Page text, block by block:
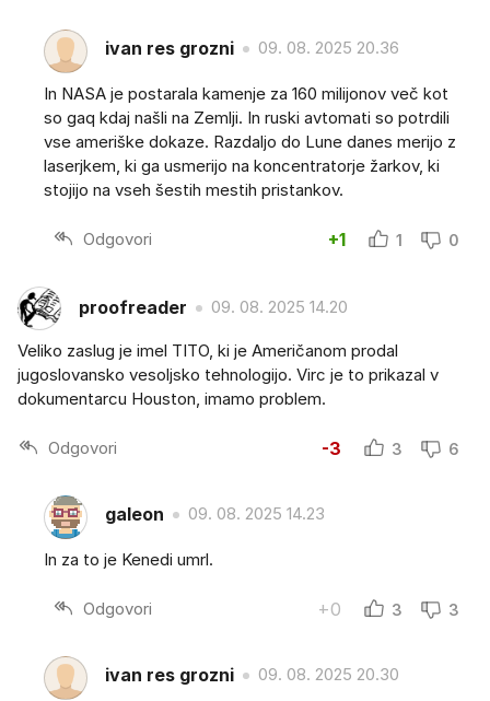
ivan res grozni 09. 08. 2025 20.36
In NASA je postarala kamenje za 160 milijonov več kot
so gaq kdaj našli na Zemlji. In ruski avtomati so potrdili
vse ameriške dokaze. Razdaljo do Lune danes merijo z
laserjkem, ki ga usmerijo na koncentratorje žarkov, ki
stojijo na vseh šestih mestih pristankov.
Odgovori +1 1 0
proofreader 09. 08. 2025 14.20
Veliko zaslug je imel TITO, ki je Američanom prodal
jugoslovansko vesoljsko tehnologijo. Virc je to prikazal v
dokumentarcu Houston, imamo problem.
Odgovori -3 3 6
galeon 09. 08. 2025 14.23
In za to je Kenedi umrl.
Odgovori +0 3 3
ivan res grozni 09. 08. 2025 20.30